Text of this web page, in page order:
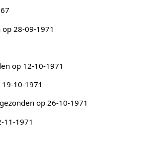
28-09-1971
op 12-10-1971
10-1971
op 26-10-1971
11-1971